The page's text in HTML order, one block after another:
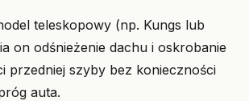
teleskopowy (np. Kungs lub
on odśnieżenie dachu i oskrobanie
przedniej szyby bez konieczności
auta.